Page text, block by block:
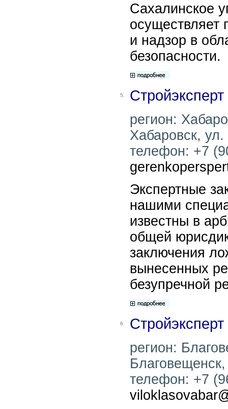
Сахалинское
осуществляет
и надзор в
безопасности.
5.
регион:
Хабаровск,
телефон: +7
Экспертные
нашими
известны в
общей
заключения
вынесенных
безупречной
6.
регион:
телефон: +7